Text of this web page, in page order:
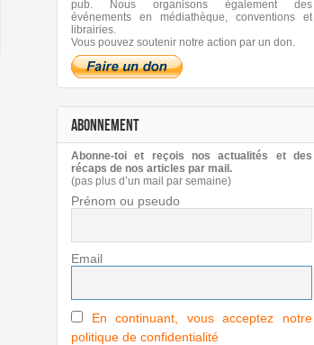
Comics à braquer
Octobre 2023
Day Bane – Le
débrief psy des
Day Catwoman –
Le débrief psy des
pub. Nous organisons également des
événements en médiathèque, conventions et
librairies.
Vous pouvez soutenir notre action par un don.
ABONNEMENT
Abonne-toi et reçois nos actualités et des
récaps de nos articles par mail.
(pas plus d’un mail par semaine)
Prénom ou pseudo
Email
En continuant, vous acceptez notre
politique de confidentialité